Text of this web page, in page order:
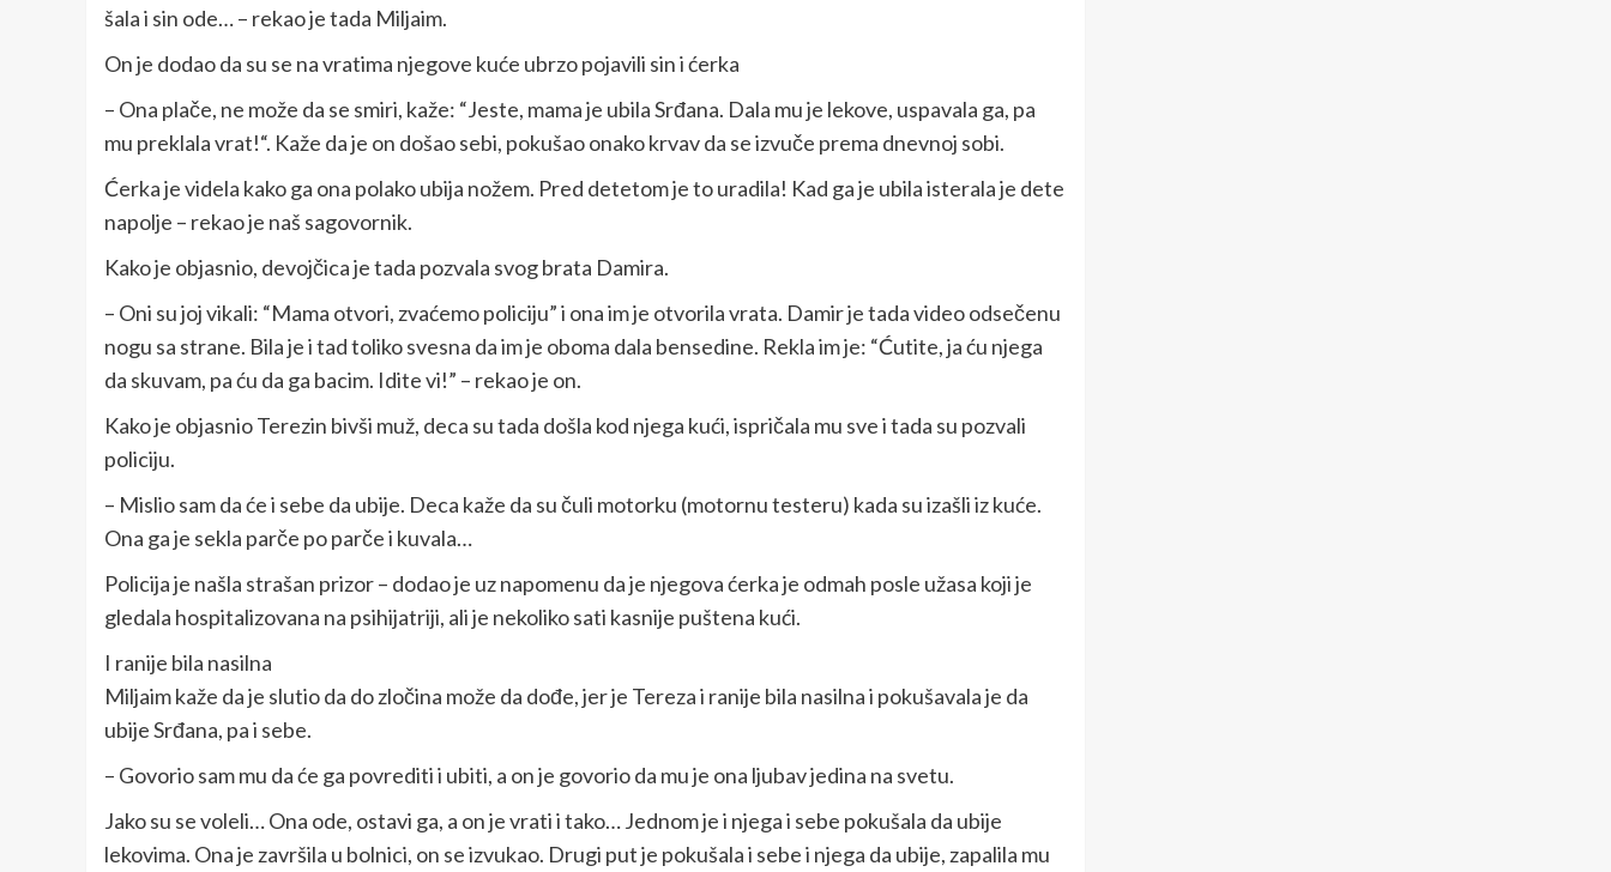
šala i sin ode… – rekao je tada Miljaim.
On je dodao da su se na vratima njegove kuće ubrzo pojavili sin i ćerka
– Ona plače, ne može da se smiri, kaže: “Jeste, mama je ubila Srđana. Dala mu je lekove, uspavala ga, pa
mu preklala vrat!“. Kaže da je on došao sebi, pokušao onako krvav da se izvuče prema dnevnoj sobi.
Ćerka je videla kako ga ona polako ubija nožem. Pred detetom je to uradila! Kad ga je ubila isterala je dete
napolje – rekao je naš sagovornik.
Kako je objasnio, devojčica je tada pozvala svog brata Damira.
– Oni su joj vikali: “Mama otvori, zvaćemo policiju” i ona im je otvorila vrata. Damir je tada video odsečenu
nogu sa strane. Bila je i tad toliko svesna da im je oboma dala bensedine. Rekla im je: “Ćutite, ja ću njega
da skuvam, pa ću da ga bacim. Idite vi!” – rekao je on.
Kako je objasnio Terezin bivši muž, deca su tada došla kod njega kući, ispričala mu sve i tada su pozvali
policiju.
– Mislio sam da će i sebe da ubije. Deca kaže da su čuli motorku (motornu testeru) kada su izašli iz kuće.
Ona ga je sekla parče po parče i kuvala…
Policija je našla strašan prizor – dodao je uz napomenu da je njegova ćerka je odmah posle užasa koji je
gledala hospitalizovana na psihijatriji, ali je nekoliko sati kasnije puštena kući.
I ranije bila nasilna
Miljaim kaže da je slutio da do zločina može da dođe, jer je Tereza i ranije bila nasilna i pokušavala je da
ubije Srđana, pa i sebe.
– Govorio sam mu da će ga povrediti i ubiti, a on je govorio da mu je ona ljubav jedina na svetu.
Jako su se voleli… Ona ode, ostavi ga, a on je vrati i tako… Jednom je i njega i sebe pokušala da ubije
lekovima. Ona je završila u bolnici, on se izvukao. Drugi put je pokušala i sebe i njega da ubije, zapalila mu